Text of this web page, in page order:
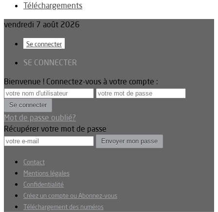
Téléchargements
vendredi 7 août 2026
Se connecter
SE CONNECTER
Bienvenue ! Connectez-vous à votre compte :
Mot de passe oublié?
Récupérer votre mot de passe
Contact
Mentions légales
Confidentialité
Créez un compte ou Abonnez-vous
Téléchargement des numéros